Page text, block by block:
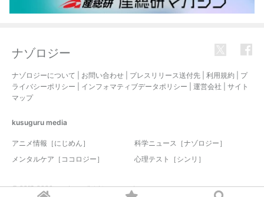
ナゾロジー
ナゾロジーについて お問い合わせ プレスリリース送付先 利用規約
プ
ライバシーポリシー
インフォマティブデータポリシー 運営会社
サイト
マップ
kusuguru media
アニメ情報［にじめん］
科学ニュース［ナゾロジー］
メンタルケア［ココロジー］
心理テスト［シンリ］
© 2017-2026 nazology. all rights reserved.